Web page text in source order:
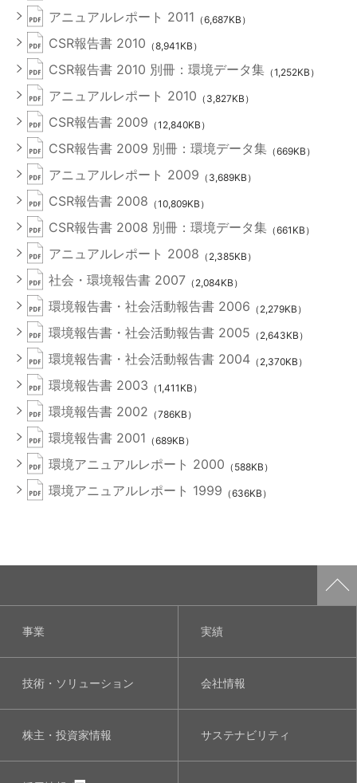
アニュアルレポート 2011 （6,687KB）
CSR報告書 2010 （8,941KB）
CSR報告書 2010 別冊：環境データ集 （1,252KB）
アニュアルレポート 2010 （3,827KB）
CSR報告書 2009 （12,840KB）
CSR報告書 2009 別冊：環境データ集 （669KB）
アニュアルレポート 2009 （3,689KB）
CSR報告書 2008 （10,809KB）
CSR報告書 2008 別冊：環境データ集 （661KB）
アニュアルレポート 2008 （2,385KB）
社会・環境報告書 2007 （2,084KB）
環境報告書・社会活動報告書 2006 （2,279KB）
環境報告書・社会活動報告書 2005 （2,643KB）
環境報告書・社会活動報告書 2004 （2,370KB）
環境報告書 2003 （1,411KB）
環境報告書 2002 （786KB）
環境報告書 2001 （689KB）
環境アニュアルレポート 2000 （588KB）
環境アニュアルレポート 1999 （636KB）
事業 実績
技術・ソリューション 会社情報
株主・投資家情報 サステナビリティ